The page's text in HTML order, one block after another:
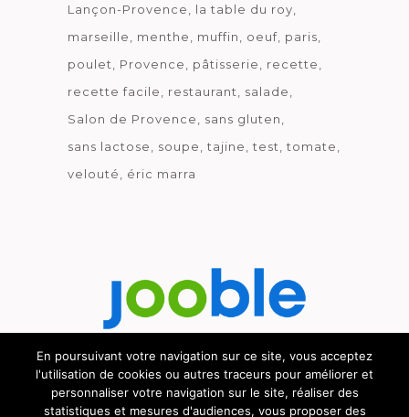
Lançon-Provence
la table du roy
marseille
menthe muffin oeuf paris
poulet
Provence pâtisserie
recette
recette facile
restaurant
salade
Salon de Provence
sans gluten
sans lactose
soupe tajine test
tomate
velouté
éric marra
Découvrez le métier de la cuisine.
En poursuivant votre navigation sur ce site, vous acceptez
l'utilisation de cookies ou autres traceurs pour améliorer et
personnaliser votre navigation sur le site, réaliser des
statistiques et mesures d'audiences, vous proposer des